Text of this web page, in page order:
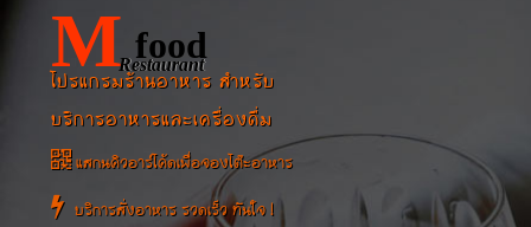
M food
Restaurant
โปรแกรมร้านอาหาร สำหรับ
บริการอาหารและเครื่องดื่ม
แสกนคิวอาร์โค้ดเพื่อจองโต๊ะอาหาร
บริการสั่งอาหาร รวดเร็ว ทันใจ !